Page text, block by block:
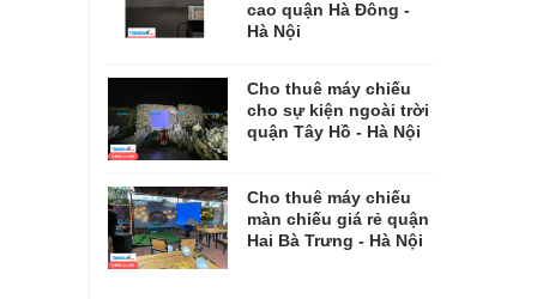
cao quận Hà Đông -
Hà Nội
Cho thuê máy chiếu
cho sự kiện ngoài trời
quận Tây Hồ - Hà Nội
Cho thuê máy chiếu
màn chiếu giá rẻ quận
Hai Bà Trưng - Hà Nội